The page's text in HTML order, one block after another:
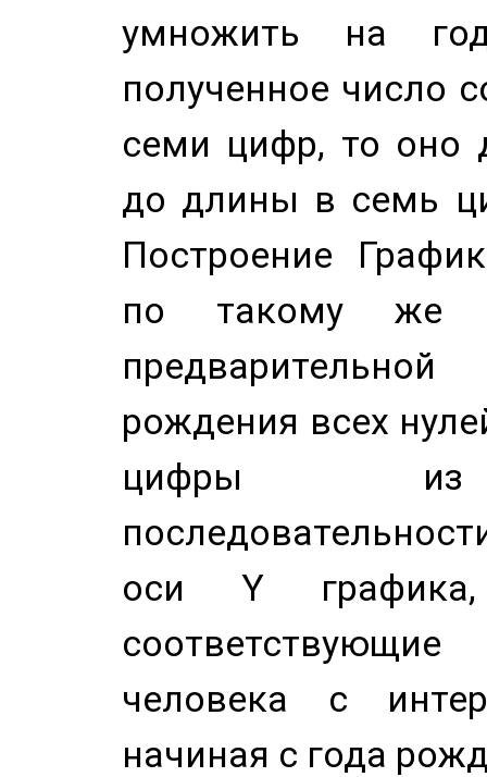
умножить на
полученное число
семи цифр, то оно
до длины в семь
Построение
по такому же
рождения всех
цифры из
оси Y
человека с
начиная с года